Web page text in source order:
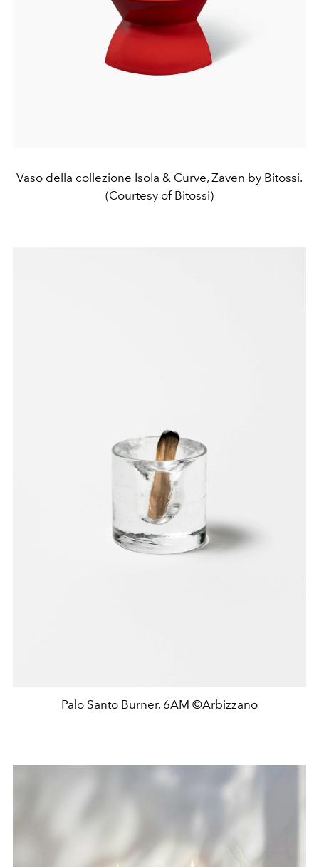
Vaso della collezione Isola & Curve, Zaven by Bitossi.
(Courtesy of Bitossi)
Palo Santo Burner, 6AM ©Arbizzano